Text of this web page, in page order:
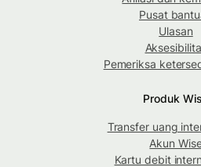
Pusat
Ulasan
Pemeriksa
Produk
Transfer uang
Akun
Kartu debit